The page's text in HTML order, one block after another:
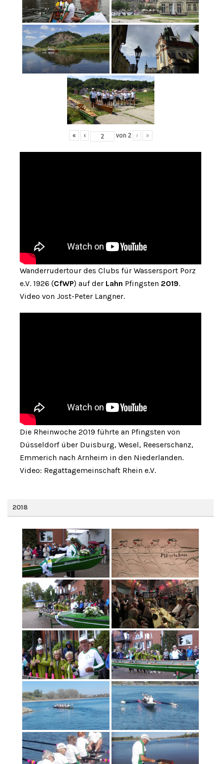
« ‹ von 2 › »
Wanderrudertour des Clubs für Wassersport Porz
e.V. 1926 (CfWP) auf der Lahn Pfingsten 2019.
Video von Jost-Peter Langner.
Die Rheinwoche 2019 führte an Pfingsten von
Düsseldorf über Duisburg, Wesel, Reeserschanz,
Emmerich nach Arnheim in den Niederlanden.
Video: Regattagemeinschaft Rhein e.V.
2018